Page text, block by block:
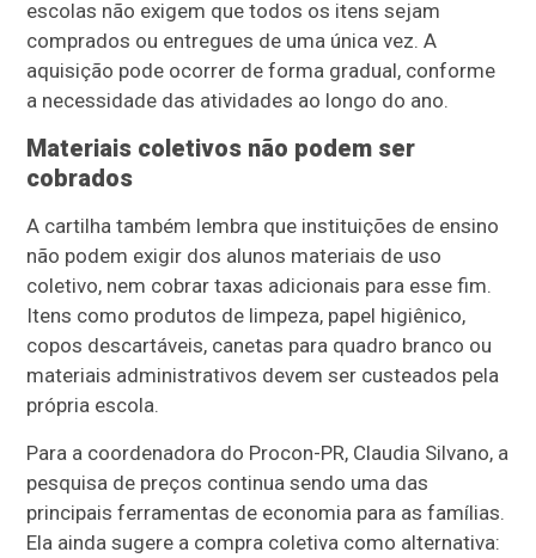
escolas não exigem que todos os itens sejam
comprados ou entregues de uma única vez. A
aquisição pode ocorrer de forma gradual, conforme
a necessidade das atividades ao longo do ano.
Materiais coletivos não podem ser
cobrados
A cartilha também lembra que instituições de ensino
não podem exigir dos alunos materiais de uso
coletivo, nem cobrar taxas adicionais para esse fim.
Itens como produtos de limpeza, papel higiênico,
copos descartáveis, canetas para quadro branco ou
materiais administrativos devem ser custeados pela
própria escola.
Para a coordenadora do Procon-PR, Claudia Silvano, a
pesquisa de preços continua sendo uma das
principais ferramentas de economia para as famílias.
Ela ainda sugere a compra coletiva como alternativa: